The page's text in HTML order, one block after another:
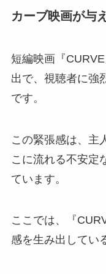
カーブ映画が与
短編映画『
出で、視聴者に強
です。
この緊張感は、主
こに流れる不安定
ています。
ここでは、『
感を生み出してい